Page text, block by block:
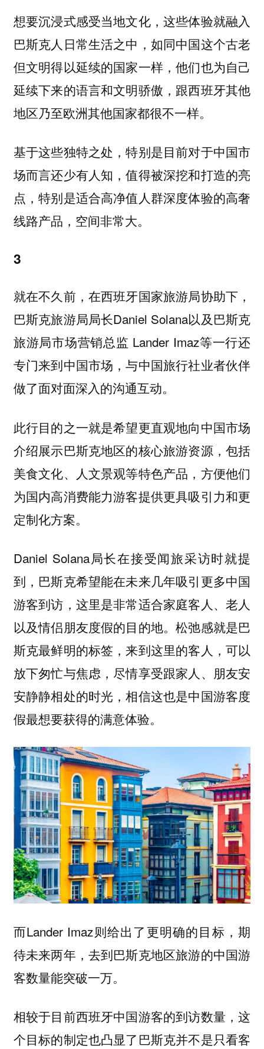
想要沉浸式感受当地文化，这些体验就融入
巴斯克人日常生活之中，如同中国这个古老
但文明得以延续的国家一样，他们也为自己
延续下来的语言和文明骄傲，跟西班牙其他
地区乃至欧洲其他国家都很不一样。
基于这些独特之处，特别是目前对于中国市
场而言还少有人知，值得被深挖和打造的亮
点，特别是适合高净值人群深度体验的高奢
线路产品，空间非常大。
3
就在不久前，在西班牙国家旅游局协助下，
巴斯克旅游局局长Daniel Solana以及巴斯克
旅游局市场营销总监 Lander Imaz等一行还
专门来到中国市场，与中国旅行社业者伙伴
做了面对面深入的沟通互动。
此行目的之一就是希望更直观地向中国市场
介绍展示巴斯克地区的核心旅游资源，包括
美食文化、人文景观等特色产品，方便他们
为国内高消费能力游客提供更具吸引力和更
定制化方案。
Daniel Solana局长在接受闻旅采访时就提
到，巴斯克希望能在未来几年吸引更多中国
游客到访，这里是非常适合家庭客人、老人
以及情侣朋友度假的目的地。松弛感就是巴
斯克最鲜明的标签，来到这里的客人，可以
放下匆忙与焦虑，尽情享受跟家人、朋友安
安静静相处的时光，相信这也是中国游客度
假最想要获得的满意体验。
而Lander Imaz则给出了更明确的目标，期
待未来两年，去到巴斯克地区旅游的中国游
客数量能突破一万。
相较于目前西班牙中国游客的到访数量，这
个目标的制定也凸显了巴斯克并不是只看客